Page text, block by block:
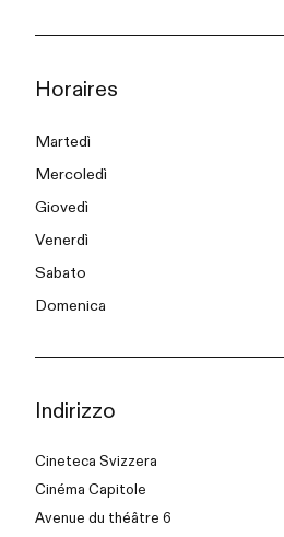
Horaires
Martedì
Mercoledì
Giovedì
Venerdì
Sabato
Domenica
Indirizzo
Cineteca Svizzera
Cinéma Capitole
Avenue du théâtre 6